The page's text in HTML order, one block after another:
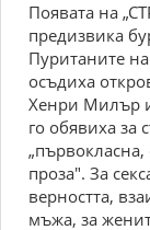
Появата на
предизвика
Пуританите
осъдиха
Хенри Милър
го обявиха за
„първокласна,
проза". За
верността,
мъжа, за